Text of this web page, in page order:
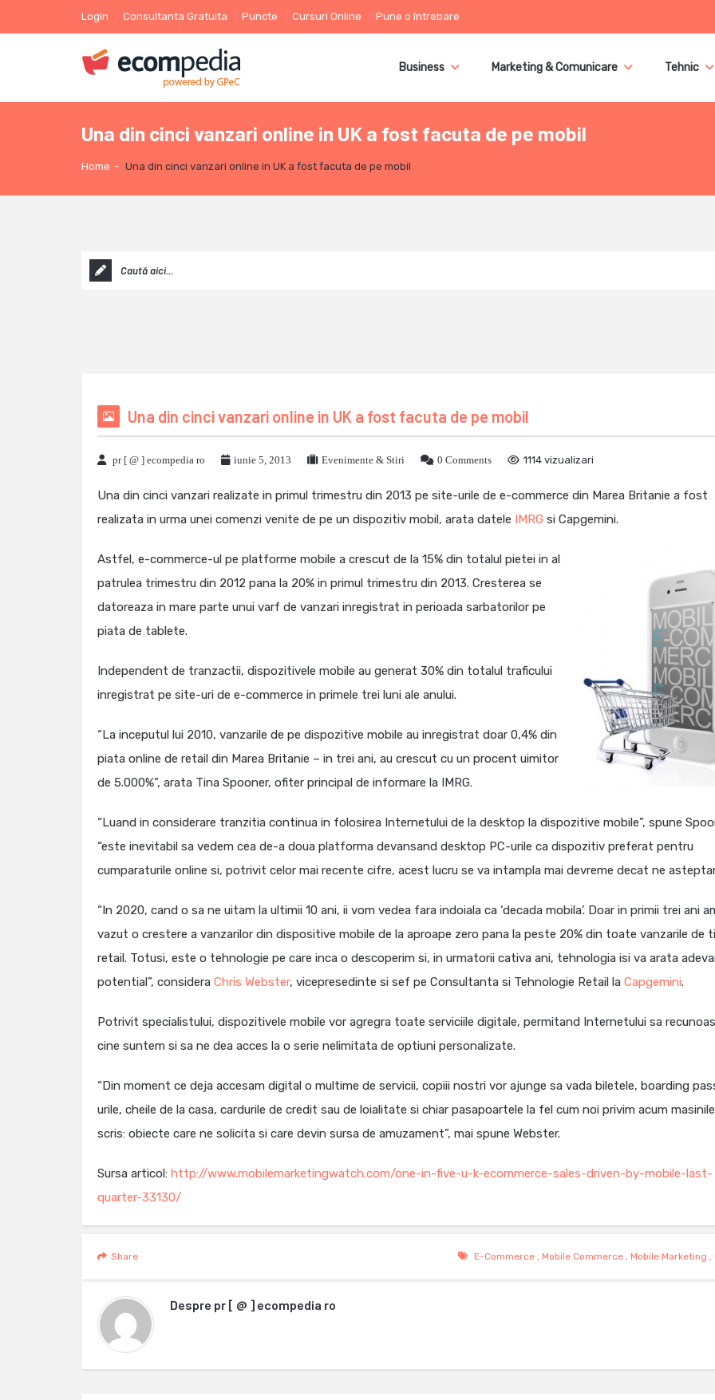
Login Consultanta Gratuita Puncte Cursuri Online Pune o întrebare
Business Marketing & Comunicare Tehnic
Una din cinci vanzari online in UK a fost facuta de pe mobil
Home - Una din cinci vanzari online in UK a fost facuta de pe mobil
Una din cinci vanzari online in UK a fost facuta de pe mobil
pr [ @ ] ecompedia ro iunie 5, 2013 Evenimente & Stiri 0 Comments 1114 vizualizari
Una din cinci vanzari realizate in primul trimestru din 2013 pe site-urile de e-commerce din Marea Britanie a fost
realizata in urma unei comenzi venite de pe un dispozitiv mobil, arata datele IMRG si Capgemini.
Astfel, e-commerce-ul pe platforme mobile a crescut de la 15% din totalul pietei in al
patrulea trimestru din 2012 pana la 20% in primul trimestru din 2013. Cresterea se
datoreaza in mare parte unui varf de vanzari inregistrat in perioada sarbatorilor pe
piata de tablete.
Independent de tranzactii, dispozitivele mobile au generat 30% din totalul traficului
inregistrat pe site-uri de e-commerce in primele trei luni ale anului.
“La inceputul lui 2010, vanzarile de pe dispozitive mobile au inregistrat doar 0,4% din
piata online de retail din Marea Britanie – in trei ani, au crescut cu un procent uimitor
de 5.000%”, arata Tina Spooner, ofiter principal de informare la IMRG.
“Luand in considerare tranzitia continua in folosirea Internetului de la desktop la dispozitive mobile”, spune
“este inevitabil sa vedem cea de-a doua platforma devansand desktop PC-urile ca dispozitiv preferat pentru
cumparaturile online si, potrivit celor mai recente cifre, acest lucru se va intampla mai devreme decat ne
“In 2020, cand o sa ne uitam la ultimii 10 ani, ii vom vedea fara indoiala ca ‘decada mobila’. Doar in primii trei ani
vazut o crestere a vanzarilor din dispositive mobile de la aproape zero pana la peste 20% din toate vanzarile de
retail. Totusi, este o tehnologie pe care inca o descoperim si, in urmatorii cativa ani, tehnologia isi va arata
potential”, considera Chris Webster, vicepresedinte si sef pe Consultanta si Tehnologie Retail la Capgemini.
Potrivit specialistului, dispozitivele mobile vor agregra toate serviciile digitale, permitand Internetului sa
cine suntem si sa ne dea acces la o serie nelimitata de optiuni personalizate.
“Din moment ce deja accesam digital o multime de servicii, copiii nostri vor ajunge sa vada biletele, boarding
urile, cheile de la casa, cardurile de credit sau de loialitate si chiar pasapoartele la fel cum noi privim acum
scris: obiecte care ne solicita si care devin sursa de amuzament”, mai spune Webster.
Sursa articol: http://www.mobilemarketingwatch.com/one-in-five-u-k-ecommerce-sales-driven-by-mobile-last-
quarter-33130/
E-Commerce, Mobile Commerce, Mobile Marketing ,
Share
Despre pr [ @ ] ecompedia ro